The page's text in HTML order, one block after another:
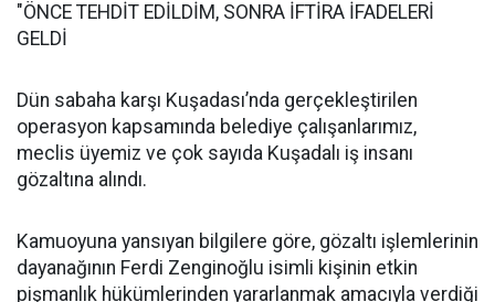
"ÖNCE TEHDİT EDİLDİM, SONRA İFTİRA İFADELERİ
GELDİ
Dün sabaha karşı Kuşadası’nda gerçekleştirilen
operasyon kapsamında belediye çalışanlarımız,
meclis üyemiz ve çok sayıda Kuşadalı iş insanı
gözaltına alındı.
Kamuoyuna yansıyan bilgilere göre, gözaltı işlemlerinin
dayanağının Ferdi Zenginoğlu isimli kişinin etkin
pişmanlık hükümlerinden yararlanmak amacıyla verdiği